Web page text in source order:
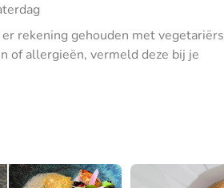
rekening gehouden met vegetariërs
of allergieën, vermeld deze bij je